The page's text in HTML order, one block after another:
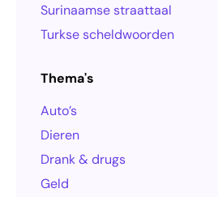
Surinaamse straattaal
Turkse scheldwoorden
Thema's
Auto’s
Dieren
Drank & drugs
Geld